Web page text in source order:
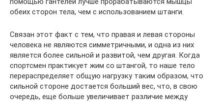
обеих сторон тела, чем с использованием штанги.
Связан этот факт с тем, что правая и левая стороны
человека не являются симметричными, и одна из них
является более сильной и развитой, чем другая. Когда
спортсмен практикует жим со штангой, то наше тело
перераспределяет общую нагрузку таким образом, что
сильной стороне достается больший вес, что, в свою
очередь, еще больше увеличивает различие между